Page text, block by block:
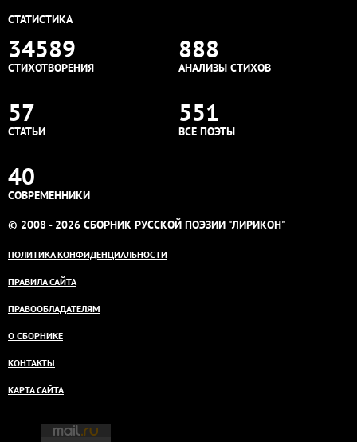
СТАТИСТИКА
34589
СТИХОТВОРЕНИЯ
888
АНАЛИЗЫ СТИХОВ
57
СТАТЬИ
551
ВСЕ ПОЭТЫ
40
СОВРЕМЕННИКИ
© 2008 - 2026 СБОРНИК РУССКОЙ ПОЭЗИИ "ЛИРИКОН"
ПОЛИТИКА КОНФИДЕНЦИАЛЬНОСТИ
ПРАВИЛА САЙТА
ПРАВООБЛАДАТЕЛЯМ
О СБОРНИКЕ
КОНТАКТЫ
КАРТА САЙТА